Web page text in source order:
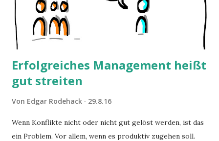
Erfolgreiches Management heißt
gut streiten
Von Edgar Rodehack 29.8.16
Wenn Konflikte nicht oder nicht gut gelöst werden, ist das
ein Problem. Vor allem, wenn es produktiv zugehen soll.